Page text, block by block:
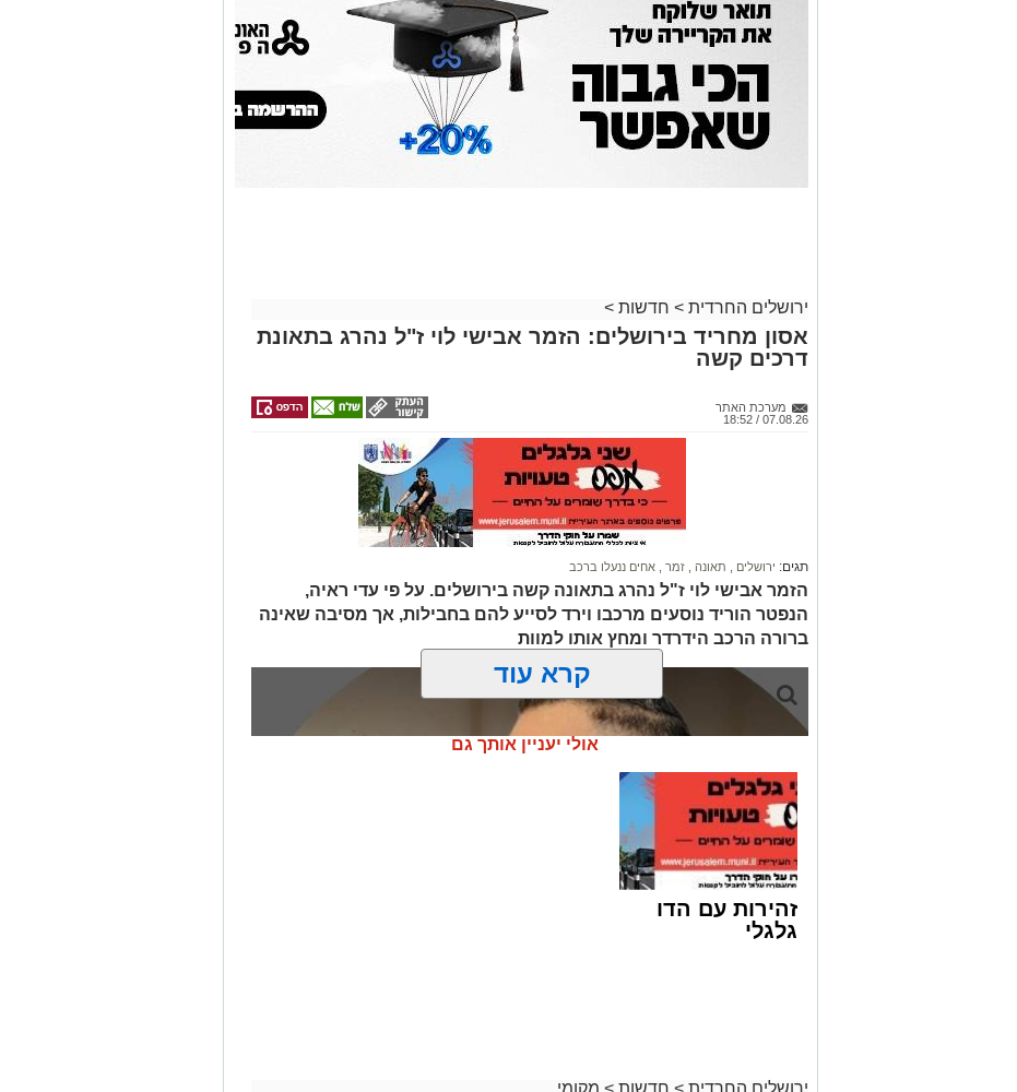
גם
גלגלי
ירושלים החרדית > חדשות >
אסון מחריד בירושלים: הזמר אבישי לוי ז"ל נהרג בתאונת
דרכים קשה
מערכת האתר
07.08.26 / 18:52
תגים: ירושלים תאונה זמר אחים ננעלו ברכב
הזמר אבישי לוי ז"ל נהרג בתאונה קשה בירושלים. על פי עדי ראיה,
הנפטר הוריד נוסעים מרכבו וירד לסייע להם בחבילות, אך מסיבה שאינה
ברורה הרכב הידרדר ומחץ אותו למוות
קרא עוד
אולי יעניין אותך גם
זהירות עם הדו
גלגלי